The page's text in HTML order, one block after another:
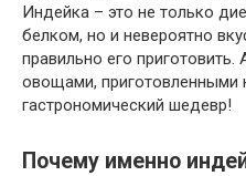
Индейка – это не только
белком, но и невероятно
правильно его
овощами, приготовленными
гастрономический шедевр!
Почему именно